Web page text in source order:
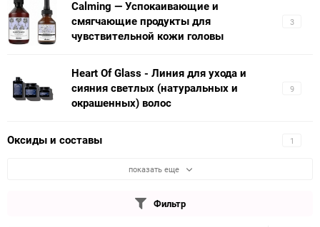
3
Calming — Успокаивающие и
смягчающие продукты для
чувствительной кожи головы
9
Heart Of Glass - Линия для ухода и
сияния светлых (натуральных и
окрашенных) волос
1
Оксиды и составы
показать еще
Фильтр